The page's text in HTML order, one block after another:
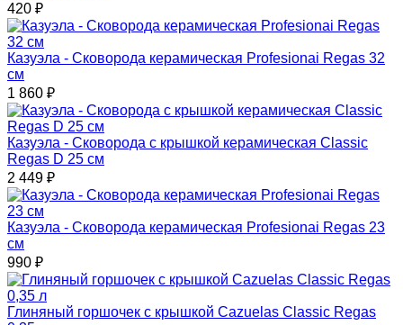
420 ₽
Казуэла - Сковорода керамическая Profesionai Regas 32
см
1 860 ₽
Казуэла - Сковорода с крышкой керамическая Classic
Regas D 25 см
2 449 ₽
Казуэла - Сковорода керамическая Profesionai Regas 23
см
990 ₽
Глиняный горшочек с крышкой Cazuelas Classic Regas